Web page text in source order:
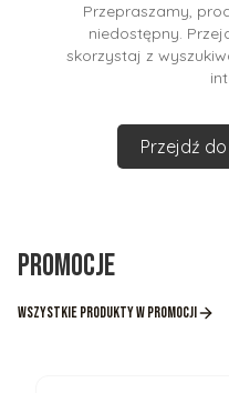
Przepraszamy,
niedostępny.
skorzystaj z
Przejdź
Promocje
Wszystkie produkty w promocji